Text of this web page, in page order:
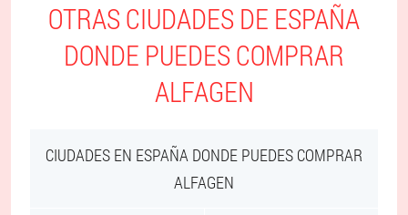
OTRAS CIUDADES DE ESPAÑA
DONDE PUEDES COMPRAR
ALFAGEN
CIUDADES EN ESPAÑA DONDE PUEDES COMPRAR
ALFAGEN